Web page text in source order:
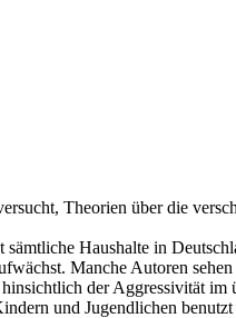
Theorien über die
Haushalte in
Manche Autoren
der Aggressivität
und Jugendlichen